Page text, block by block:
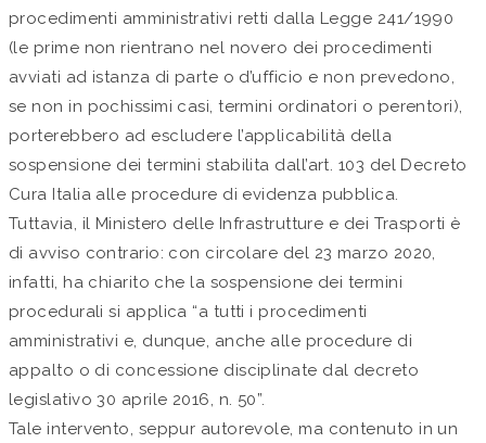
procedimenti amministrativi retti dalla Legge 241/1990
(le prime non rientrano nel novero dei procedimenti
avviati ad istanza di parte o d’ufficio e non prevedono,
se non in pochissimi casi, termini ordinatori o perentori),
porterebbero ad escludere l’applicabilità della
sospensione dei termini stabilita dall’art. 103 del Decreto
Cura Italia alle procedure di evidenza pubblica.
Tuttavia, il Ministero delle Infrastrutture e dei Trasporti è
di avviso contrario: con circolare del 23 marzo 2020,
infatti, ha chiarito che la sospensione dei termini
procedurali si applica “a tutti i procedimenti
amministrativi e, dunque, anche alle procedure di
appalto o di concessione disciplinate dal decreto
legislativo 30 aprile 2016, n. 50”.
Tale intervento, seppur autorevole, ma contenuto in un